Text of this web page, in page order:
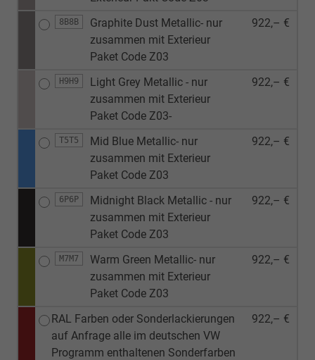
8B8B
Graphite Dust Metallic- nur
zusammen mit Exterieur
Paket Code Z03
922,– €
H9H9
Light Grey Metallic - nur
zusammen mit Exterieur
Paket Code Z03-
922,– €
T5T5
Mid Blue Metallic- nur
zusammen mit Exterieur
Paket Code Z03
922,– €
6P6P
Midnight Black Metallic - nur
zusammen mit Exterieur
Paket Code Z03
922,– €
M7M7
Warm Green Metallic- nur
zusammen mit Exterieur
Paket Code Z03
922,– €
RAL Farben oder Sonderlackierungen
auf Anfrage alle im deutschen VW
Programm enthaltenen Sonderfarben
922,– €